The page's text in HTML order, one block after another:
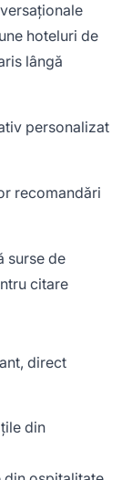
hoteluri de
lângă
personalizat
recomandări
surse de
citare
direct
din